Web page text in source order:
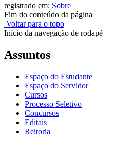
registrado em: Sobre
Fim do conteúdo da página
Voltar para o topo
Início da navegação de rodapé
Assuntos
Espaço do Estudante
Espaço do Servidor
Cursos
Processo Seletivo
Concursos
Editais
Reitoria